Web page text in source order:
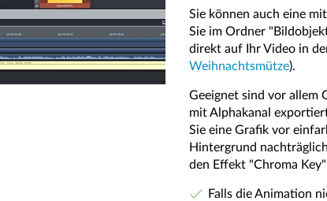
Sie können auch eine
Sie im Ordner
direkt auf Ihr Video in
Weihnachtsmütze).
Geeignet sind vor allem
mit Alphakanal
Sie eine Grafik vor
Hintergrund
den Effekt "Chroma
Falls die Animation